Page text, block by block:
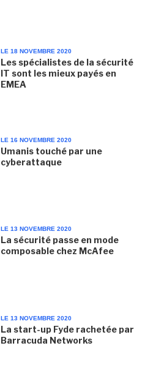
LE 18 NOVEMBRE 2020
Les spécialistes de la sécurité
IT sont les mieux payés en
EMEA
LE 16 NOVEMBRE 2020
Umanis touché par une
cyberattaque
LE 13 NOVEMBRE 2020
La sécurité passe en mode
composable chez McAfee
LE 13 NOVEMBRE 2020
La start-up Fyde rachetée par
Barracuda Networks